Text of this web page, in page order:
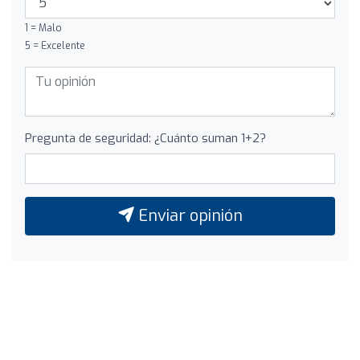
1 = Malo
5 = Excelente
Pregunta de seguridad: ¿Cuánto suman 1+2?
Enviar opinión